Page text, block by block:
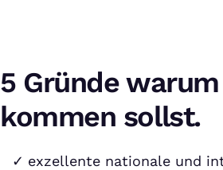
5 Gründe
kommen sollst.
exzellente nationale und